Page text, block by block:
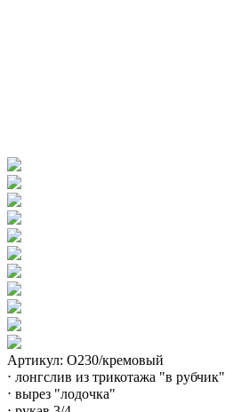
Артикул: О230/кремовый
⋅ лонгслив из трикотажа "в рубчик"
⋅ вырез "лодочка"